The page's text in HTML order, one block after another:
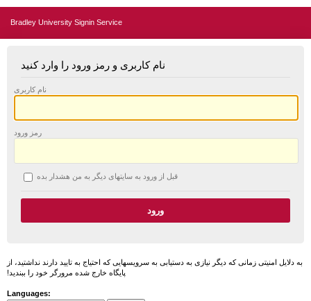
Bradley University Signin Service
نام کاربری و رمز ورود را وارد کنید
نام کاربری
رمز ورود
قبل از ورود به سایتهای دیگر به من هشدار بده
به دلایل امنیتی زمانی که دیگر نیازی به دستیابی به سرویسهایی که احتیاج به تایید دارند نداشتید، از
پایگاه خارج شده مرورگر خود را ببندید!
Languages: